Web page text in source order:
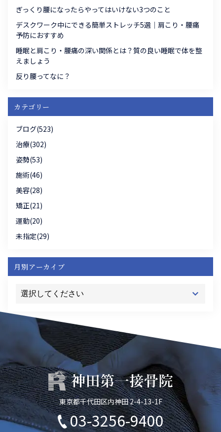
ぎっくり腰になったらやってはいけない3つのこと
デスクワーク中にできる簡単ストレッチ5選｜肩こり・腰痛
予防におすすめ
睡眠と肩こり・腰痛の深い関係とは？質の良い睡眠で体を整
えましょう
反り腰ってなに？
カテゴリー
ブログ(523)
治療(302)
姿勢(53)
施術(46)
美容(28)
矯正(21)
運動(20)
未指定(29)
月別アーカイブ
東京都千代田区内神田 2-4-13-1F
03-3256-9400